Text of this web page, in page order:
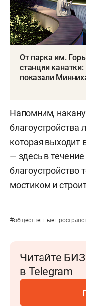
От парка им.
станции
показали
Напомним,
благоустройства
которая выходит
— здесь в
благоустройство
мостиком и
#общественные
Читайте
в Telegram